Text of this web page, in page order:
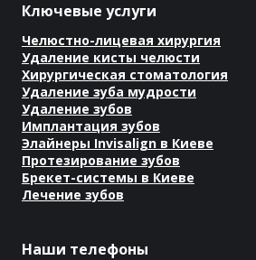
Ключевые услуги
Челюстно-лицевая хирургия
Удаление кисты челюсти
Хирургическая стоматология
Удаление зуба мудрости
Удаление зубов
Имплантация зубов
Элайнеры Invisalign в Киеве
Протезирование зубов
Брекет-системы в Киеве
Лечение зубов
Наши телефоны